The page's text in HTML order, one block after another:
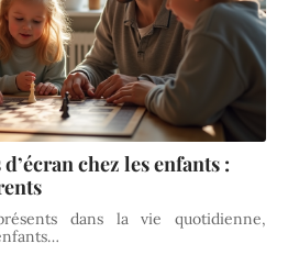
chez les enfants :
dans la vie quotidienne,
…